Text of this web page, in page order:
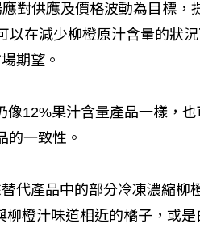
對供應及價格波動為目標，
在減少柳橙原汁含量的狀
期望。
12%果汁含量產品一樣，
的一致性。
代產品中的部分冷凍濃縮柳
橙汁味道相近的橘子，或是